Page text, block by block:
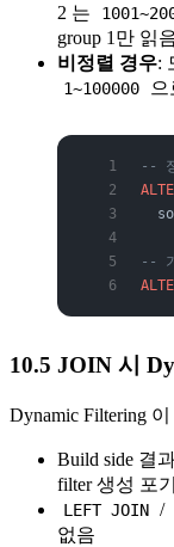
2 는
group 1만 읽
비정렬 경우:
1~100000
--
--
10.5 JOIN 시
Dynamic Filtering
Build side 결
filter 생성 포기
LEFT JOIN /
없음